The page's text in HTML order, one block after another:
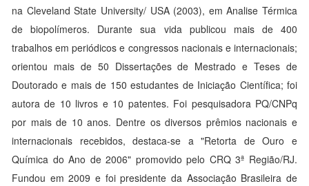
na Cleveland State University/ USA (2003), em Analise Térmica
de biopolímeros. Durante sua vida publicou mais de 400
trabalhos em periódicos e congressos nacionais e internacionais;
orientou mais de 50 Dissertações de Mestrado e Teses de
Doutorado e mais de 150 estudantes de Iniciação Científica; foi
autora de 10 livros e 10 patentes. Foi pesquisadora PQ/CNPq
por mais de 10 anos. Dentre os diversos prêmios nacionais e
internacionais recebidos, destaca-se a "Retorta de Ouro e
Química do Ano de 2006" promovido pelo CRQ 3ª Região/RJ.
Fundou em 2009 e foi presidente da Associação Brasileira de